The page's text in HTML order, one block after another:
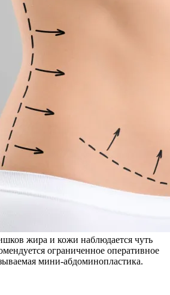
жира и кожи наблюдается чуть
ограниченное оперативное
мини-абдоминопластика.